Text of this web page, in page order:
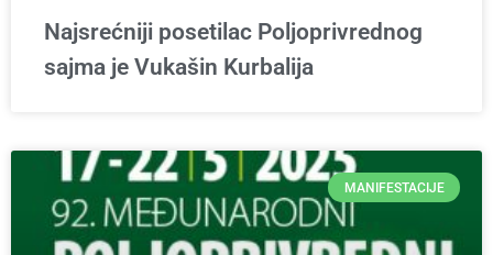
Najsrećniji posetilac Poljoprivrednog
sajma je Vukašin Kurbalija
MANIFESTACIJE